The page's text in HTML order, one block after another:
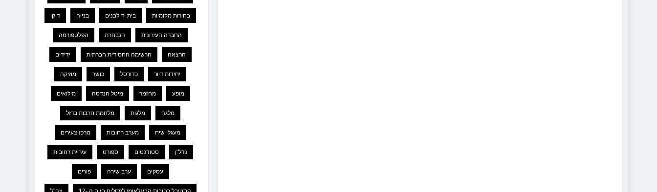
בחירות מקומיות בית יד לבנים בנייה דוקו
החברה העירונית הנבחרת הפלטפורמה
הרצאה הרשימה החסידית חברתית ידידים
יחידות דיור כדורסל כושר מוזיקה
מופע מחזמר מיטל הנדסה מילואים
מלגה מלגות מלחמת חרבות ברזל
מעגלי שיח מערב רחובות מרכז צעירים
נדל"ן סטודנטים ספורט עיריית רחובות
עסקים ערב שירה פורים